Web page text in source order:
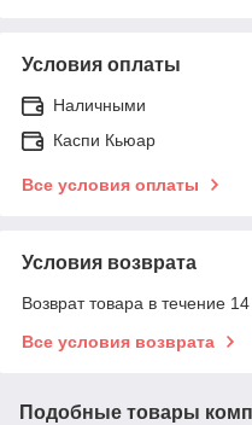
Условия оплаты
Наличными
Каспи Кьюар
Все условия оплаты
Условия возврата
Возврат товара в течение
Все условия возврата
Подобные товары